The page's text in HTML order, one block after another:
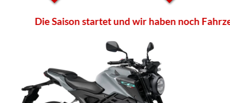
Die Saison startet und wir haben noch